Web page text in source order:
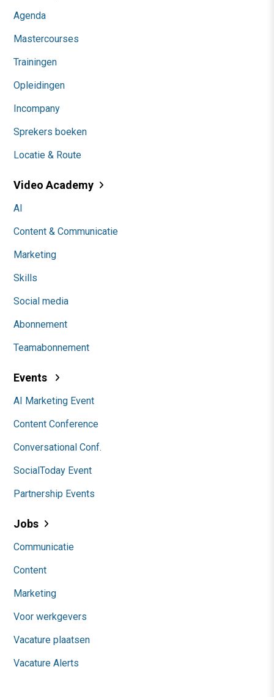
Agenda
Mastercourses
Trainingen
Opleidingen
Incompany
Sprekers boeken
Locatie & Route
Video Academy
AI
Content & Communicatie
Marketing
Skills
Social media
Abonnement
Teamabonnement
Events
AI Marketing Event
Content Conference
Conversational Conf.
SocialToday Event
Partnership Events
Jobs
Communicatie
Content
Marketing
Voor werkgevers
Vacature plaatsen
Vacature Alerts